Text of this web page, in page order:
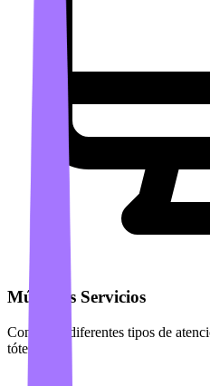
Múltiples Servicios
Configure diferentes tipos de
tótem